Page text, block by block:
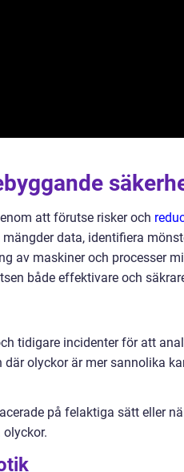
att förutse risker och
data, identifiera
av maskiner och processer
både effektivare och
tidigare incidenter för att
olyckor är mer sannolika
på felaktiga sätt eller